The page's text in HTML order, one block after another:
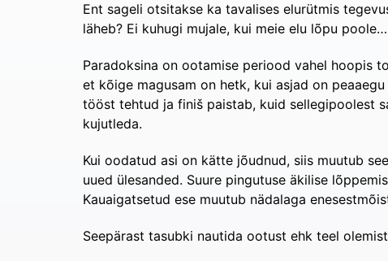
Ent sageli otsitakse ka tavalises elurütmis
läheb? Ei kuhugi mujale, kui meie elu lõpu poole…
Paradoksina on ootamise periood vahel hoopis
et kõige magusam on hetk, kui asjad on
tööst tehtud ja finiš paistab, kuid sellegipoolest
kujutleda.
Kui oodatud asi on kätte jõudnud, siis muutub
uued ülesanded. Suure pingutuse äkilise
Kauaigatsetud ese muutub nädalaga
Seepärast tasubki nautida ootust ehk teel